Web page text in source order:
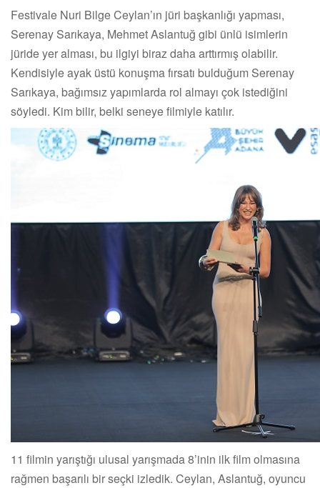
Festivale Nuri Bilge Ceylan’ın jüri başkanlığı yapması,
Serenay Sarıkaya, Mehmet Aslantuğ gibi ünlü isimlerin
jüride yer alması, bu ilgiyi biraz daha arttırmış olabilir.
Kendisiyle ayak üstü konuşma fırsatı bulduğum Serenay
Sarıkaya, bağımsız yapımlarda rol almayı çok istediğini
söyledi. Kim bilir, belki seneye filmiyle katılır.
11 filmin yarıştığı ulusal yarışmada 8’inin ilk film olmasına
rağmen başarılı bir seçki izledik. Ceylan, Aslantuğ, oyuncu